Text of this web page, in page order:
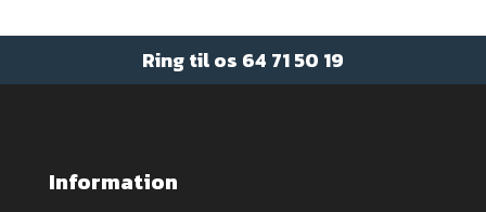
Ring til os 64 71 50 19
Information